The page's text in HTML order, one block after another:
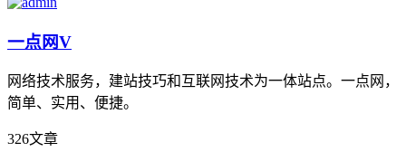
一点网V
网络技术服务，建站技巧和互联网技术为一体站点。一点网，
简单、实用、便捷。
326文章